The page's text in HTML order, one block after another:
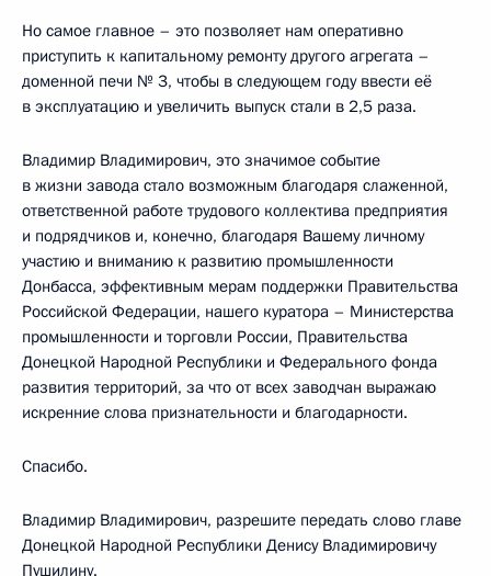
Но самое главное – это позволяет нам оперативно
приступить к капитальному ремонту другого агрегата –
доменной печи № 3, чтобы в следующем году ввести её
в эксплуатацию и увеличить выпуск стали в 2,5 раза.
Владимир Владимирович, это значимое событие
в жизни завода стало возможным благодаря слаженной,
ответственной работе трудового коллектива предприятия
и подрядчиков и, конечно, благодаря Вашему личному
участию и вниманию к развитию промышленности
Донбасса, эффективным мерам поддержки Правительства
Российской Федерации, нашего куратора – Министерства
промышленности и торговли России, Правительства
Донецкой Народной Республики и Федерального фонда
развития территорий, за что от всех заводчан выражаю
искренние слова признательности и благодарности.
Спасибо.
Владимир Владимирович, разрешите передать слово главе
Донецкой Народной Республики Денису Владимировичу
Пушилину.